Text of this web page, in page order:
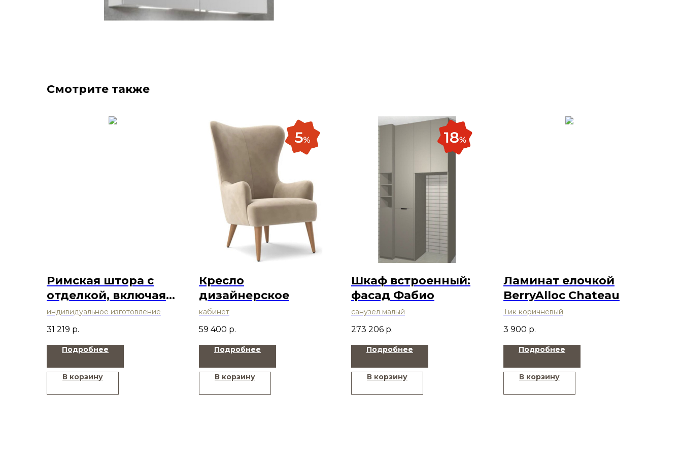
Смотрите также
Римская штора с
отделкой, включая
карниз -профиль (2х
ряд.)
индивидуальное изготовление
31 219 р.
Подробнее
В корзину
Кресло
дизайнерское
кабинет
59 400 р.
Подробнее
В корзину
Шкаф встроенный:
фасад Фабио
санузел малый
273 206 р.
Подробнее
В корзину
Ламинат елочкой
BerryAlloc Chateau
Тик коричневый
3 900 р.
Подробнее
В корзину